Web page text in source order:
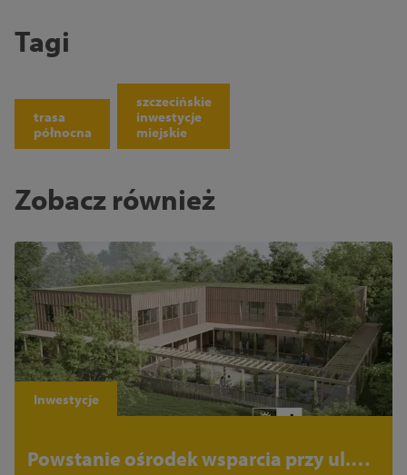
Tagi
trasa
północna
szczecińskie
inwestycje
miejskie
Zobacz również
Inwestycje
Powstanie ośrodek wsparcia przy ul.